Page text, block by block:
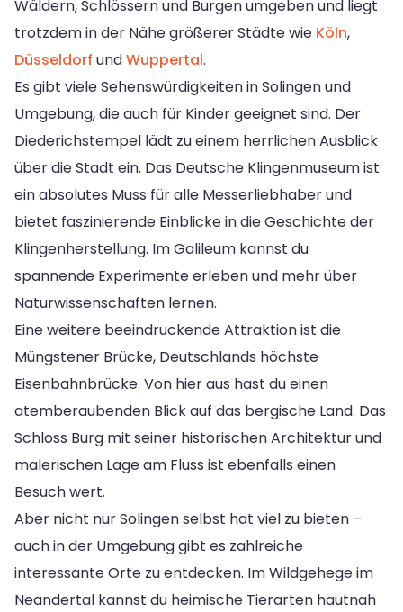
Wäldern, Schlössern und Burgen umgeben und liegt
trotzdem in der Nähe größerer Städte wie Köln,
Düsseldorf undWuppertal.
Es gibt viele Sehenswürdigkeiten in Solingen und
Umgebung, die auch für Kinder geeignet sind. Der
Diederichstempel lädt zu einem herrlichen Ausblick
über die Stadt ein. Das Deutsche Klingenmuseum ist
ein absolutes Muss für alle Messerliebhaber und
bietet faszinierende Einblicke in die Geschichte der
Klingenherstellung. Im Galileum kannst du
spannende Experimente erleben und mehr über
Naturwissenschaften lernen.
Eine weitere beeindruckende Attraktion ist die
Müngstener Brücke, Deutschlands höchste
Eisenbahnbrücke. Von hier aus hast du einen
atemberaubenden Blick auf das bergische Land. Das
Schloss Burg mit seiner historischen Architektur und
malerischen Lage am Fluss ist ebenfalls einen
Besuch wert.
Aber nicht nur Solingen selbst hat viel zu bieten –
auch in der Umgebung gibt es zahlreiche
interessante Orte zu entdecken. Im Wildgehege im
Neandertal kannst du heimische Tierarten hautnah